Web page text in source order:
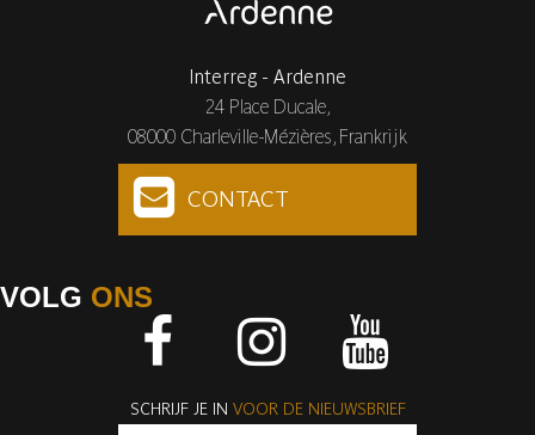
Interreg - Ardenne
24 Place Ducale,
08000 Charleville-Mézières, Frankrijk
CONTACT
VOLG ONS
SCHRIJF JE IN VOOR DE NIEUWSBRIEF